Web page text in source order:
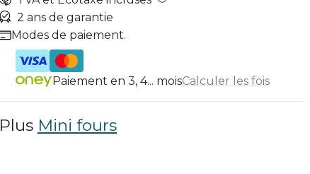
2 ans de garantie
Modes de paiement.
Paiement en 3, 4... moisCalculer les fois
Plus Mini fours